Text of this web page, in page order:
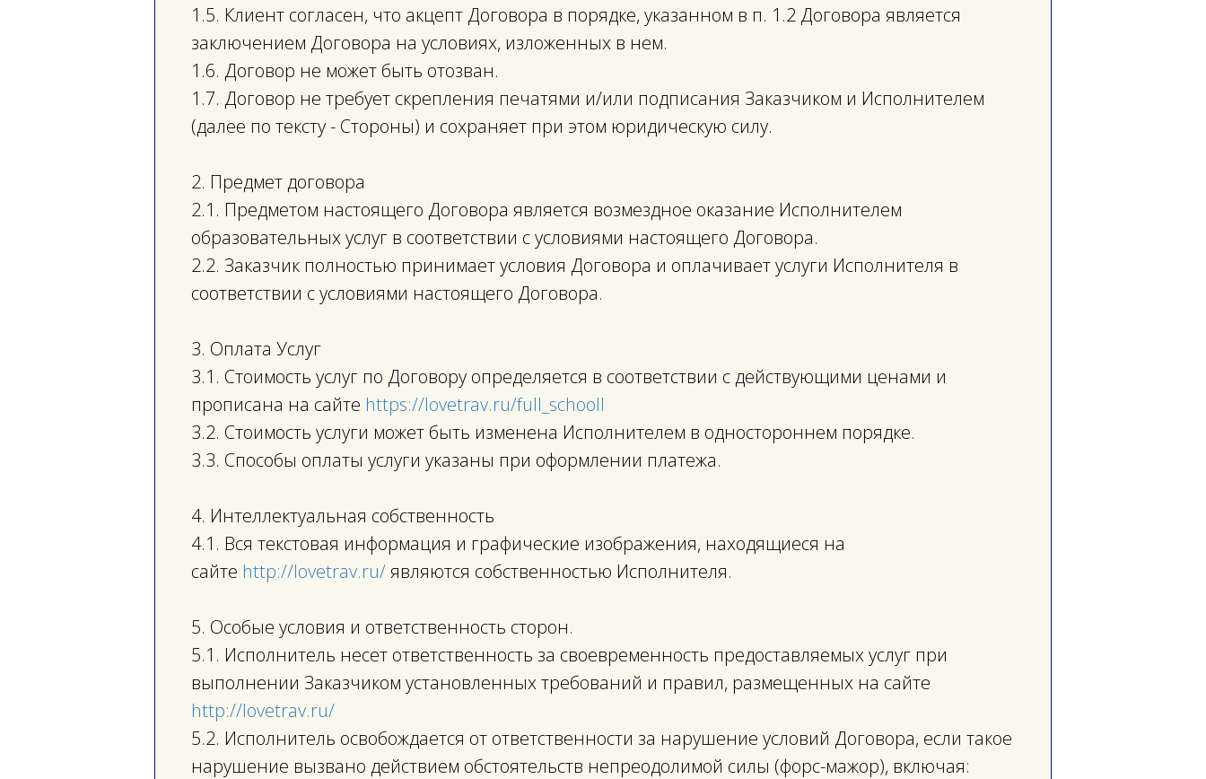
1.5. Клиент согласен, что акцепт Договора в порядке, указанном в п. 1.2 Договора является
заключением Договора на условиях, изложенных в нем.
1.6. Договор не может быть отозван.
1.7. Договор не требует скрепления печатями и/или подписания Заказчиком и Исполнителем
(далее по тексту - Стороны) и сохраняет при этом юридическую силу.
2. Предмет договора
2.1. Предметом настоящего Договора является возмездное оказание Исполнителем
образовательных услуг в соответствии с условиями настоящего Договора.
2.2. Заказчик полностью принимает условия Договора и оплачивает услуги Исполнителя в
соответствии с условиями настоящего Договора.
3. Оплата Услуг
3.1. Стоимость услуг по Договору определяется в соответствии с действующими ценами и
прописана на сайте https://lovetrav.ru/full_schooll
3.2. Стоимость услуги может быть изменена Исполнителем в одностороннем порядке.
3.3. Способы оплаты услуги указаны при оформлении платежа.
4. Интеллектуальная собственность
4.1. Вся текстовая информация и графические изображения, находящиеся на
сайте http://lovetrav.ru/являются собственностью Исполнителя.
5. Особые условия и ответственность сторон.
5.1. Исполнитель несет ответственность за своевременность предоставляемых услуг при
выполнении Заказчиком установленных требований и правил, размещенных на сайте
http://lovetrav.ru/
5.2. Исполнитель освобождается от ответственности за нарушение условий Договора, если такое
нарушение вызвано действием обстоятельств непреодолимой силы (форс-мажор), включая: